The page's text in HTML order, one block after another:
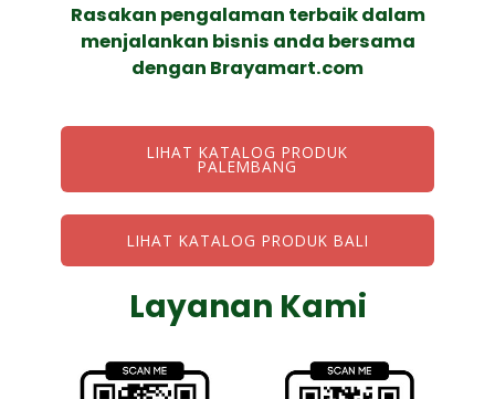
Rasakan pengalaman terbaik dalam
menjalankan bisnis anda bersama
dengan Brayamart.com
LIHAT KATALOG PRODUK
PALEMBANG
LIHAT KATALOG PRODUK BALI
Layanan Kami